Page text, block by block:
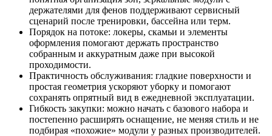
держателями для фенов поддерживают сервисный
сценарий после тренировки, бассейна или терм.
Порядок на потоке: локеры, скамьи и элементы
оформления помогают держать пространство
собранным и аккуратным даже при высокой
проходимости.
Практичность обслуживания: гладкие поверхности и
простая геометрия ускоряют уборку и помогают
сохранять опрятный вид в ежедневной эксплуатации.
Гибкость закупки: можно начать с базового набора и
постепенно расширять оснащение, не меняя стиль и не
подбирая «похожие» модули у разных производителей.